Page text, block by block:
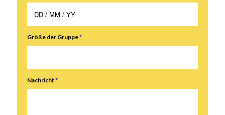
Größe der Gruppe*
Nachricht *